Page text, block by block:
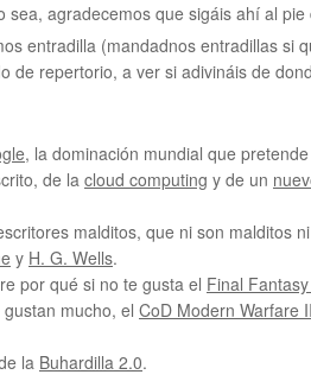
sea, agradecemos que sigáis ahí al pie
entradilla (mandadnos entradillas si
de repertorio, a ver si adivináis de
, la dominación mundial que
de la cloud computing y de un
malditos, que ni son malditos
y H. G. Wells.
por qué si no te gusta el Final
mucho, el CoD Modern Warfare
la Buhardilla 2.0.